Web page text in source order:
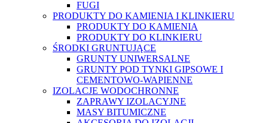
FUGI
PRODUKTY DO KAMIENIA I KLINKIERU
PRODUKTY DO KAMIENIA
PRODUKTY DO KLINKIERU
ŚRODKI GRUNTUJĄCE
GRUNTY UNIWERSALNE
GRUNTY POD TYNKI GIPSOWE I
CEMENTOWO-WAPIENNE
IZOLACJE WODOCHRONNE
ZAPRAWY IZOLACYJNE
MASY BITUMICZNE